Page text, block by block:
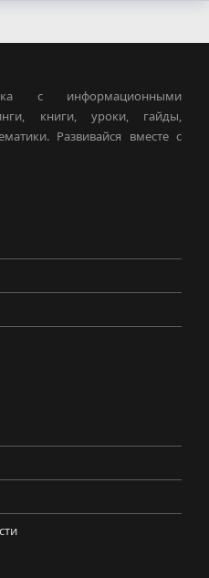
с информационными
книги, уроки, гайды,
Развивайся вместе с